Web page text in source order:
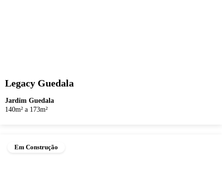
Legacy Guedala
Jardim Guedala
140m² a 173m²
Em Construção